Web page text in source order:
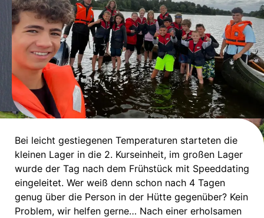
Bei leicht gestiegenen Temperaturen starteten die
kleinen Lager in die 2. Kurseinheit, im großen Lager
wurde der Tag nach dem Frühstück mit Speeddating
eingeleitet. Wer weiß denn schon nach 4 Tagen
genug über die Person in der Hütte gegenüber? Kein
Problem, wir helfen gerne… Nach einer erholsamen